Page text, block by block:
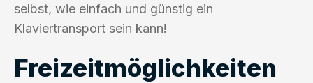
selbst, wie einfach und günstig ein
Klaviertransport sein kann!
Freizeitmöglichkeiten